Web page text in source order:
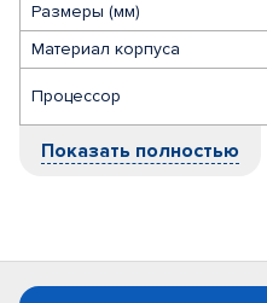
Размеры (мм)
Материал корпуса
Процессор
Показать полностью